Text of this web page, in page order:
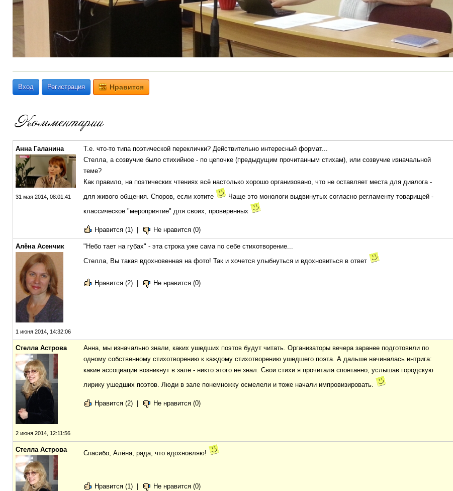
Вход Регистрация Нравится
Анна Галанина
31 мая 2014, 08:01:41
Т.е. что-то типа поэтической переклички? Действительно интересный формат...
Стелла, а созвучие было стихийное - по цепочке (предыдущим прочитанным стихам), или созвучие изначальной
теме?
Как правило, на поэтических чтениях всё настолько хорошо организовано, что не оставляет места для диалога -
для живого общения. Споров, если хотите
Чаще это монологи выдвинутых согласно регламенту товарищей -
классическое "мероприятие" для своих, проверенных
Нравится (1) Не нравится (0)
Алёна Асенчик
1 июня 2014, 14:32:06
"Небо тает на губах" - эта строка уже сама по себе стихотворение...
Стелла, Вы такая вдохновенная на фото! Так и хочется улыбнуться и вдохновиться в ответ
Нравится (2) Не нравится (0)
Стелла Астрова
2 июня 2014, 12:11:56
Анна, мы изначально знали, каких ушедших поэтов будут читать. Организаторы вечера заранее подготовили по
одному собственному стихотворению к каждому стихотворению ушедшего поэта. А дальше начиналась интрига:
какие ассоциации возникнут в зале - никто этого не знал. Свои стихи я прочитала спонтанно, услышав городскую
лирику ушедших поэтов. Люди в зале понемножку осмелели и тоже начали импровизировать.
Нравится (2) Не нравится (0)
Стелла Астрова Спасибо, Алёна, рада, что вдохновляю!
Нравится (1) Не нравится (0)